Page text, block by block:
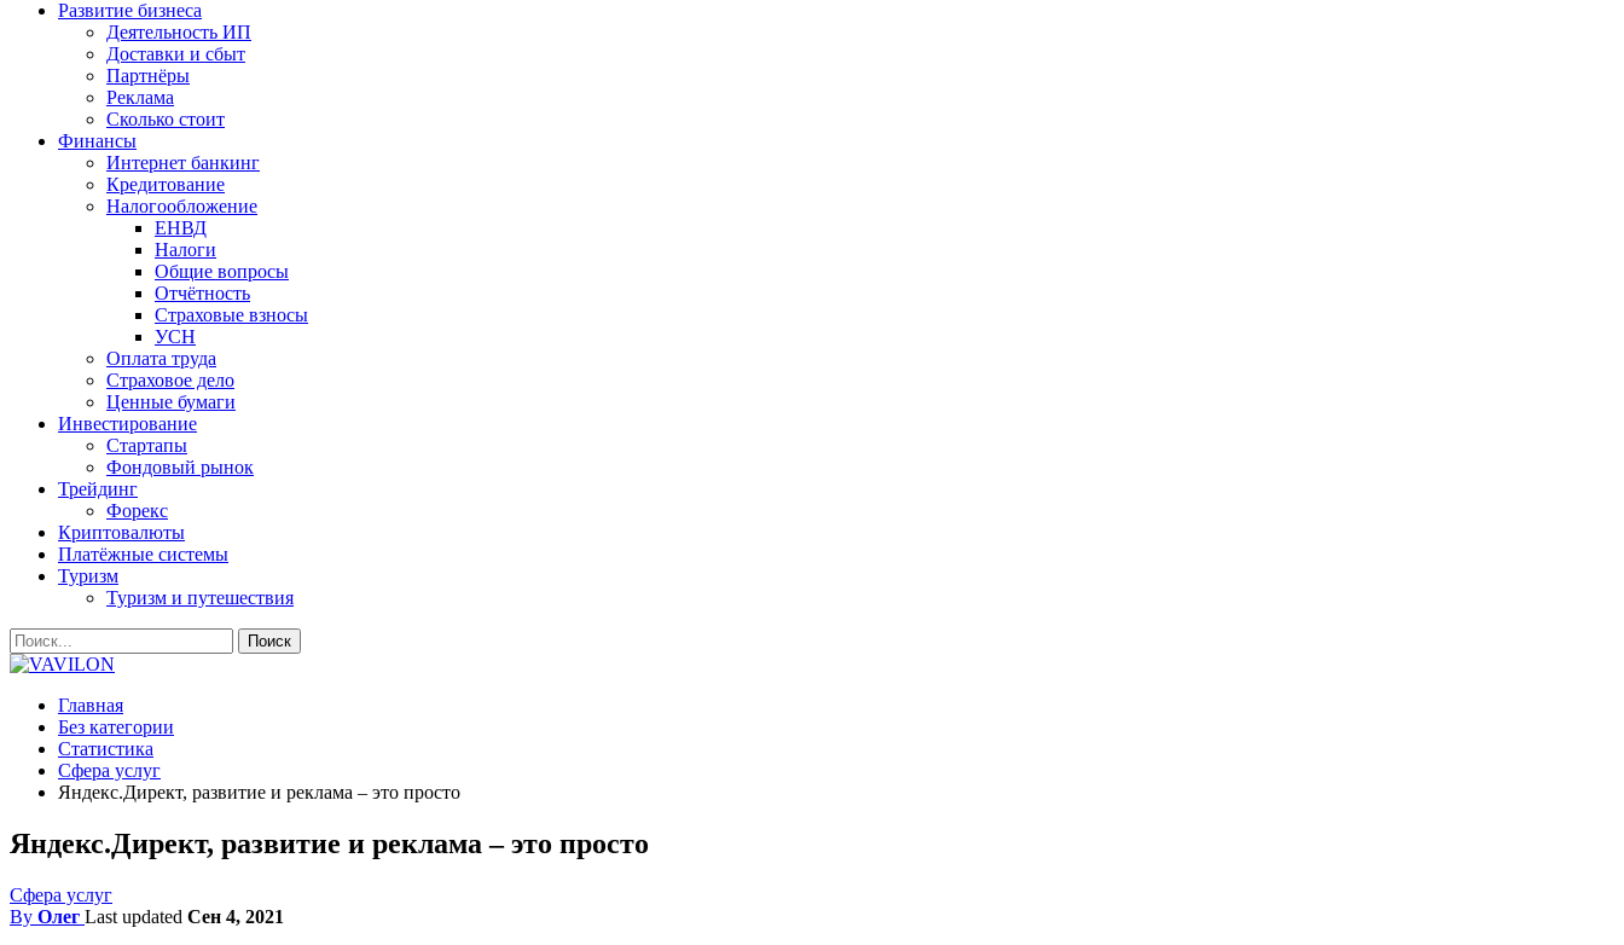
Развитие бизнеса
Деятельность ИП
Доставки и сбыт
Партнёры
Реклама
Сколько стоит
Финансы
Интернет банкинг
Кредитование
Налогообложение
ЕНВД
Налоги
Общие вопросы
Отчётность
Страховые взносы
УСН
Оплата труда
Страховое дело
Ценные бумаги
Инвестирование
Стартапы
Фондовый рынок
Трейдинг
Форекс
Криптовалюты
Платёжные системы
Туризм
Туризм и путешествия
Главная
Без категории
Статистика
Сфера услуг
Яндекс.Директ, развитие и реклама – это просто
Яндекс.Директ, развитие и реклама – это просто
Сфера услуг
By Олег Last updated Сен 4, 2021